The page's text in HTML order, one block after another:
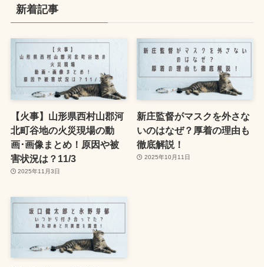
新着記事
【火事】山形県西村山郡河
北町谷地の火災現場の動
画･画像まとめ！原因や被
害状況は？11/3
2025年11月3日
新庄監督がマスクを外さな
いのはなぜ？厚着の理由も
徹底解説！
2025年10月11日